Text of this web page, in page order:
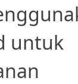
untuk